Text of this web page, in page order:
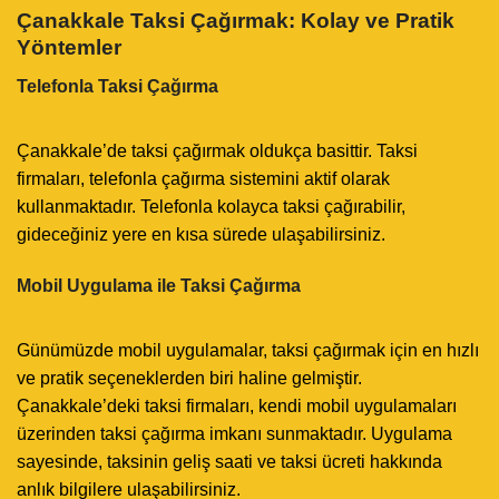
Çanakkale Taksi Çağırmak: Kolay ve Pratik
Yöntemler
Telefonla Taksi Çağırma
Çanakkale’de taksi çağırmak oldukça basittir. Taksi
firmaları, telefonla çağırma sistemini aktif olarak
kullanmaktadır. Telefonla kolayca taksi çağırabilir,
gideceğiniz yere en kısa sürede ulaşabilirsiniz.
Mobil Uygulama ile Taksi Çağırma
Günümüzde mobil uygulamalar, taksi çağırmak için en hızlı
ve pratik seçeneklerden biri haline gelmiştir.
Çanakkale’deki taksi firmaları, kendi mobil uygulamaları
üzerinden taksi çağırma imkanı sunmaktadır. Uygulama
sayesinde, taksinin geliş saati ve taksi ücreti hakkında
anlık bilgilere ulaşabilirsiniz.